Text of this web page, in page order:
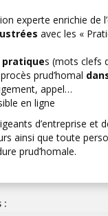
experte enrichie de
avec les «
pratiques (mots clefs
prud’homal
appel…
en ligne
d’entreprise et
ainsi que toute
prud’homale.
: